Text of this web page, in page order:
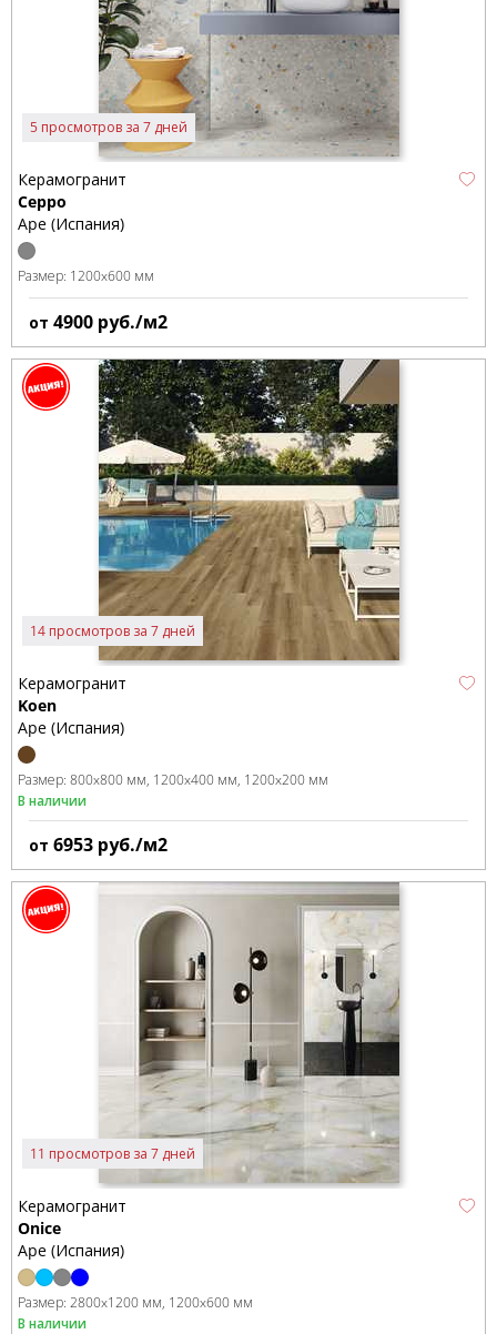
5 просмотров за 7 дней
Керамогранит
Ceppo
Ape (Испания)
Размер: 1200x600 мм
от 4900 руб./м2
14 просмотров за 7 дней
Керамогранит
Koen
Ape (Испания)
Размер: 800x800 мм 1200x400 мм 1200x200 мм
В наличии
от 6953 руб./м2
11 просмотров за 7 дней
Керамогранит
Onice
Ape (Испания)
Размер: 2800x1200 мм 1200x600 мм
В наличии